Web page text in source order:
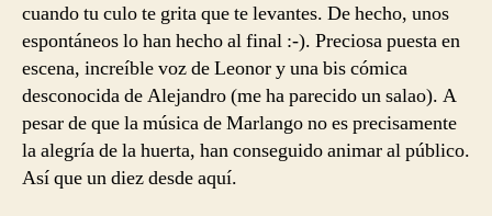
cuando tu culo te grita que te levantes. De hecho, unos
espontáneos lo han hecho al final :-). Preciosa puesta en
escena, increíble voz de Leonor y una bis cómica
desconocida de Alejandro (me ha parecido un salao). A
pesar de que la música de Marlango no es precisamente
la alegría de la huerta, han conseguido animar al público.
Así que un diez desde aquí.